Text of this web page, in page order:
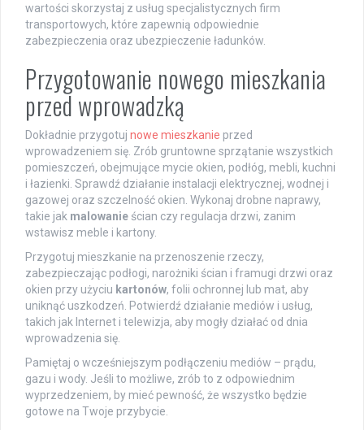
wartości skorzystaj z usług specjalistycznych firm
transportowych, które zapewnią odpowiednie
zabezpieczenia oraz ubezpieczenie ładunków.
Przygotowanie nowego mieszkania
przed wprowadzką
Dokładnie przygotuj nowe mieszkanie przed
wprowadzeniem się. Zrób gruntowne sprzątanie wszystkich
pomieszczeń, obejmujące mycie okien, podłóg, mebli, kuchni
i łazienki. Sprawdź działanie instalacji elektrycznej, wodnej i
gazowej oraz szczelność okien. Wykonaj drobne naprawy,
takie jak malowanie ścian czy regulacja drzwi, zanim
wstawisz meble i kartony.
Przygotuj mieszkanie na przenoszenie rzeczy,
zabezpieczając podłogi, narożniki ścian i framugi drzwi oraz
okien przy użyciu kartonów, folii ochronnej lub mat, aby
uniknąć uszkodzeń. Potwierdź działanie mediów i usług,
takich jak Internet i telewizja, aby mogły działać od dnia
wprowadzenia się.
Pamiętaj o wcześniejszym podłączeniu mediów – prądu,
gazu i wody. Jeśli to możliwe, zrób to z odpowiednim
wyprzedzeniem, by mieć pewność, że wszystko będzie
gotowe na Twoje przybycie.